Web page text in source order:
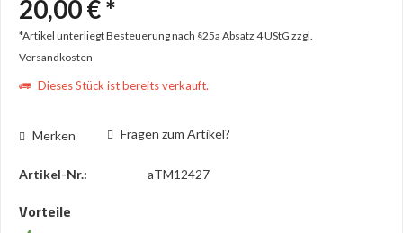
20,00 € *
*Artikel unterliegt Besteuerung nach §25a Absatz 4 UStG zzgl.
Versandkosten
Dieses Stück ist bereits verkauft.
Merken Fragen zum Artikel?
Artikel-Nr.: aTM12427
Vorteile